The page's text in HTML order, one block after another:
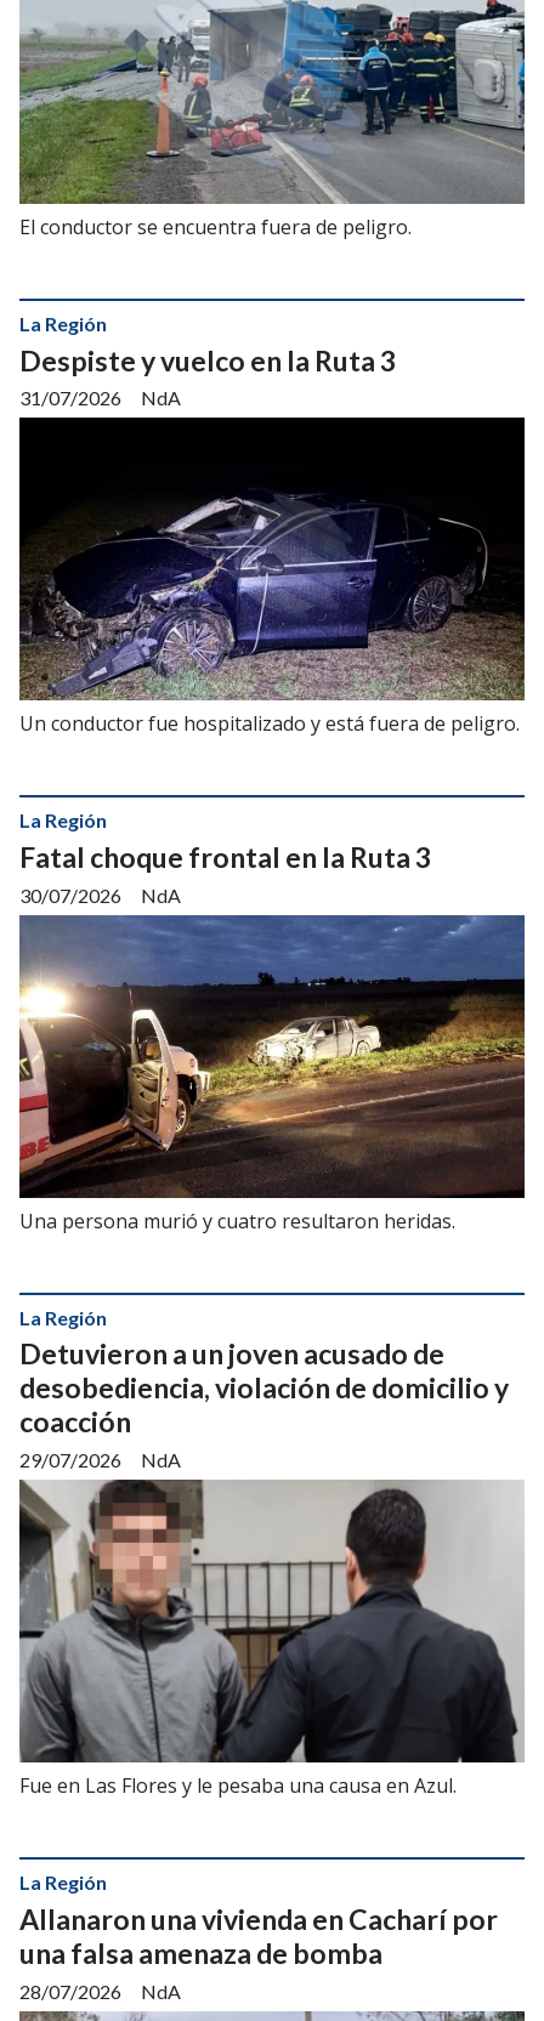
El conductor se encuentra fuera de peligro.
Despiste y vuelco en la Ruta 3
NdA
La Región
31/07/2026
Un conductor fue hospitalizado y está fuera de peligro.
Fatal choque frontal en la Ruta 3
NdA
La Región
30/07/2026
Una persona murió y cuatro resultaron heridas.
Detuvieron a un joven acusado de
desobediencia, violación de domicilio y
coacción
NdA
La Región
29/07/2026
Fue en Las Flores y le pesaba una causa en Azul.
Allanaron una vivienda en Cacharí por
una falsa amenaza de bomba
NdA
La Región
28/07/2026